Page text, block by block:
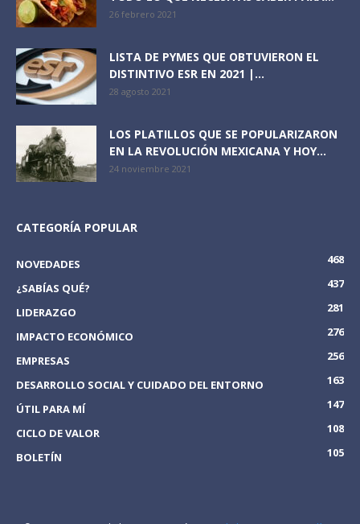
26 febrero 2021
LISTA DE PYMES QUE OBTUVIERON EL
DISTINTIVO ESR EN 2021 |...
28 agosto 2021
LOS PLATILLOS QUE SE POPULARIZARON
EN LA REVOLUCIÓN MEXICANA Y HOY...
24 noviembre 2021
CATEGORÍA POPULAR
NOVEDADES
468
¿SABÍAS QUÉ?
437
LIDERAZGO
281
IMPACTO ECONÓMICO
276
EMPRESAS
256
DESARROLLO SOCIAL Y CUIDADO DEL ENTORNO
163
ÚTIL PARA MÍ
147
CICLO DE VALOR
108
BOLETÍN
105